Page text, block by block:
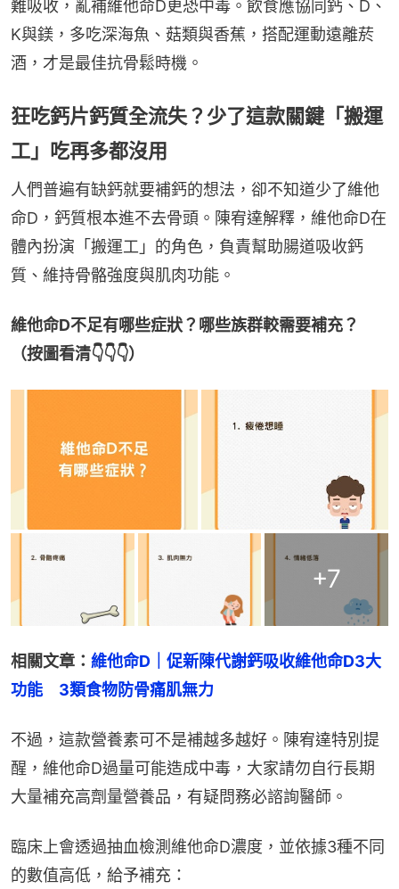
難吸收，亂補維他命D更恐中毒。飲食應協同鈣、D、
K與鎂，多吃深海魚、菇類與香蕉，搭配運動遠離菸
酒，才是最佳抗骨鬆時機。
狂吃鈣片鈣質全流失？少了這款關鍵「搬運
工」吃再多都沒用
人們普遍有缺鈣就要補鈣的想法，卻不知道少了維他
命D，鈣質根本進不去骨頭。陳宥達解釋，維他命D在
體內扮演「搬運工」的角色，負責幫助腸道吸收鈣
質、維持骨骼強度與肌肉功能。
維他命D不足有哪些症狀？哪些族群較需要補充？
（按圖看清👇👇👇）
+7
相關文章： 維他命D｜促新陳代謝鈣吸收維他命D3大
功能　3類食物防骨痛肌無力
不過，這款營養素可不是補越多越好。陳宥達特別提
醒，維他命D過量可能造成中毒，大家請勿自行長期
大量補充高劑量營養品，有疑問務必諮詢醫師。
臨床上會透過抽血檢測維他命D濃度，並依據3種不同
的數值高低，給予補充：